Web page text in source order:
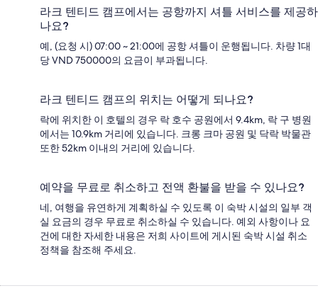
라크 텐티드 캠프에서는 공항까지 셔틀 서비스를 제공하
나요?
예, (요청 시) 07:00 ~ 21:00에 공항 셔틀이 운행됩니다. 차량 1대
당 VND 750000의 요금이 부과됩니다.
라크 텐티드 캠프의 위치는 어떻게 되나요?
락에 위치한 이 호텔의 경우 락 호수 공원에서 9.4km, 락 구 병원
에서는 10.9km 거리에 있습니다. 크롱 크마 공원 및 닥락 박물관
또한 52km 이내의 거리에 있습니다.
예약을 무료로 취소하고 전액 환불을 받을 수 있나요?
네, 여행을 유연하게 계획하실 수 있도록 이 숙박 시설의 일부 객
실 요금의 경우 무료로 취소하실 수 있습니다. 예외 사항이나 요
건에 대한 자세한 내용은 저희 사이트에 게시된 숙박 시설 취소
정책을 참조해 주세요.